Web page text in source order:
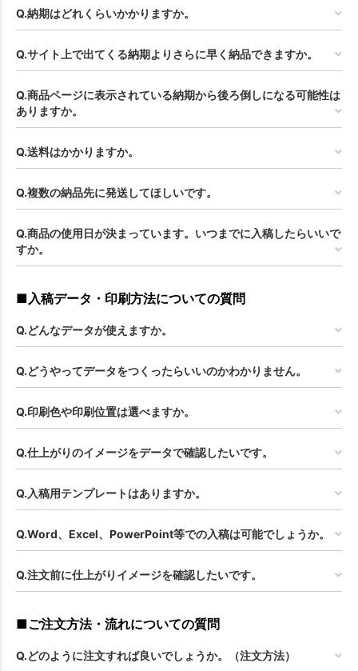
Q.納期はどれくらいかかりますか。
Q.サイト上で出てくる納期よりさらに早く納品できますか。
Q.商品ページに表示されている納期から後ろ倒しになる可能性は
ありますか。
Q.送料はかかりますか。
Q.複数の納品先に発送してほしいです。
Q.商品の使用日が決まっています。いつまでに入稿したらいいで
すか。
■入稿データ・印刷方法についての質問
Q.どんなデータが使えますか。
Q.どうやってデータをつくったらいいのかわかりません。
Q.印刷色や印刷位置は選べますか。
Q.仕上がりのイメージをデータで確認したいです。
Q.入稿用テンプレートはありますか。
Q.Word、Excel、PowerPoint等での入稿は可能でしょうか。
Q.注文前に仕上がりイメージを確認したいです。
■ご注文方法・流れについての質問
Q.どのように注文すれば良いでしょうか。（注文方法）